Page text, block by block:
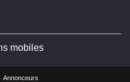
mobiles
Annonceurs